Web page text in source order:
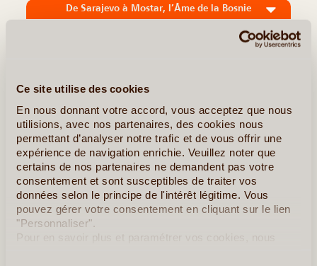
Ce site utilise des cookies
En nous donnant votre accord, vous acceptez que nous
utilisions, avec nos partenaires, des cookies nous
permettant d’analyser notre trafic et de vous offrir une
expérience de navigation enrichie. Veuillez noter que
certains de nos partenaires ne demandent pas votre
consentement et sont susceptibles de traiter vos
données selon le principe de l'intérêt légitime. Vous
pouvez gérer votre consentement en cliquant sur le lien
"Personnaliser".
Pour en savoir plus et paramétrer vos cookies, nous
De Sarajevo à Mostar, l’Âme de la Bosnie
Immersion naturelle dans le nord de la Bosnie
Pour aller plus loin...
Le MAG de LVA
Bosnie-Herzégovine